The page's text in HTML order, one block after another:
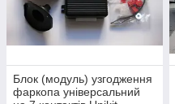
Блок (модуль) узгодження
фаркопа універсальний